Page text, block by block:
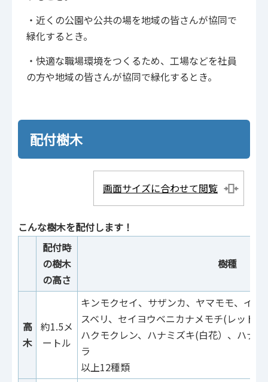
・近くの公園や公共の場を地域の皆さんが協同で
緑化するとき。
・快適な職場環境をつくるため、工場などを社員
の方や地域の皆さんが協同で緑化するとき。
配付樹木
画面サイズに合わせて閲覧
こんな樹木を配付します！
配付時
の樹木
の高さ
樹種
高
木
約1.5メ
ートル
キンモクセイ、サザンカ、ヤマモモ、イロ
スベリ、セイヨウベニカナメモチ(レッド
ハクモクレン、ハナミズキ(白花）、ハナ
ラ
以上12種類